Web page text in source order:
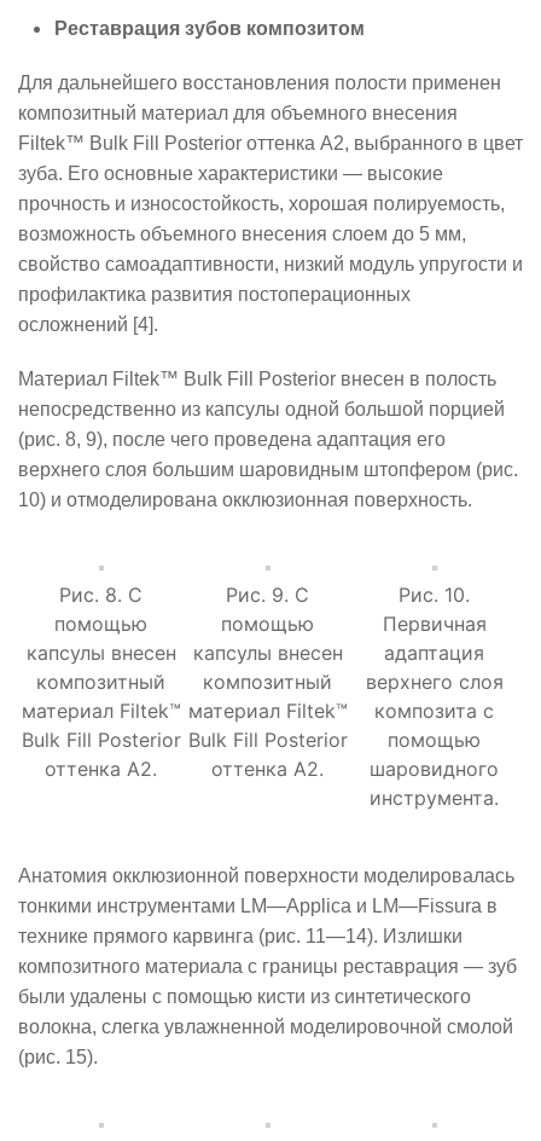
Реставрация зубов композитом
Для дальнейшего восстановления полости применен
композитный материал для объемного внесения
Filtek™ Bulk Fill Posterior оттенка А2, выбранного в цвет
зуба. Его основные характеристики — высокие
прочность и износостойкость, хорошая полируемость,
возможность объемного внесения слоем до 5 мм,
свойство самоадаптивности, низкий модуль упругости и
профилактика развития постоперационных
осложнений [4].
Материал Filtek™ Bulk Fill Posterior внесен в полость
непосредственно из капсулы одной большой порцией
(рис. 8, 9), после чего проведена адаптация его
верхнего слоя большим шаровидным штопфером (рис.
10) и отмоделирована окклюзионная поверхность.
Рис. 8. С
помощью
капсулы внесен
композитный
материал Filtek™
Bulk Fill Posterior
оттенка А2.
Рис. 9. С
помощью
капсулы внесен
композитный
материал Filtek™
Bulk Fill Posterior
оттенка А2.
Рис. 10.
Первичная
адаптация
верхнего слоя
композита с
помощью
шаровидного
инструмента.
Анатомия окклюзионной поверхности моделировалась
тонкими инструментами LM—Applica и LM—Fissura в
технике прямого карвинга (рис. 11—14). Излишки
композитного материала с границы реставрация — зуб
были удалены с помощью кисти из синтетического
волокна, слегка увлажненной моделировочной смолой
(рис. 15).